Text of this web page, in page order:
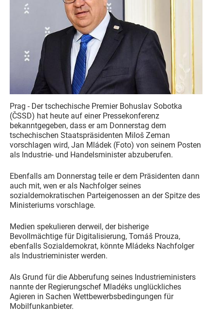
Prag - Der tschechische Premier Bohuslav Sobotka
(ČSSD) hat heute auf einer Pressekonferenz
bekanntgegeben, dass er am Donnerstag dem
tschechischen Staatspräsidenten Miloš Zeman
vorschlagen wird, Jan Mládek (Foto) von seinem Posten
als Industrie- und Handelsminister abzuberufen.
Ebenfalls am Donnerstag teile er dem Präsidenten dann
auch mit, wen er als Nachfolger seines
sozialdemokratischen Parteigenossen an der Spitze des
Ministeriums vorschlage.
Medien spekulieren derweil, der bisherige
Bevollmächtige für Digitalisierung, Tomáš Prouza,
ebenfalls Sozialdemokrat, könnte Mládeks Nachfolger
als Industrieminister werden.
Als Grund für die Abberufung seines Industrieministers
nannte der Regierungschef Mladéks unglückliches
Agieren in Sachen Wettbewerbsbedingungen für
Mobilfunkanbieter.